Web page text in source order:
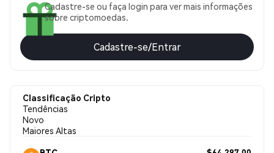
Cadastre-se ou faça login para ver mais informações
sobre criptomoedas.
Cadastre-se/Entrar
Classificação Cripto
Tendências
Novo
Maiores Altas